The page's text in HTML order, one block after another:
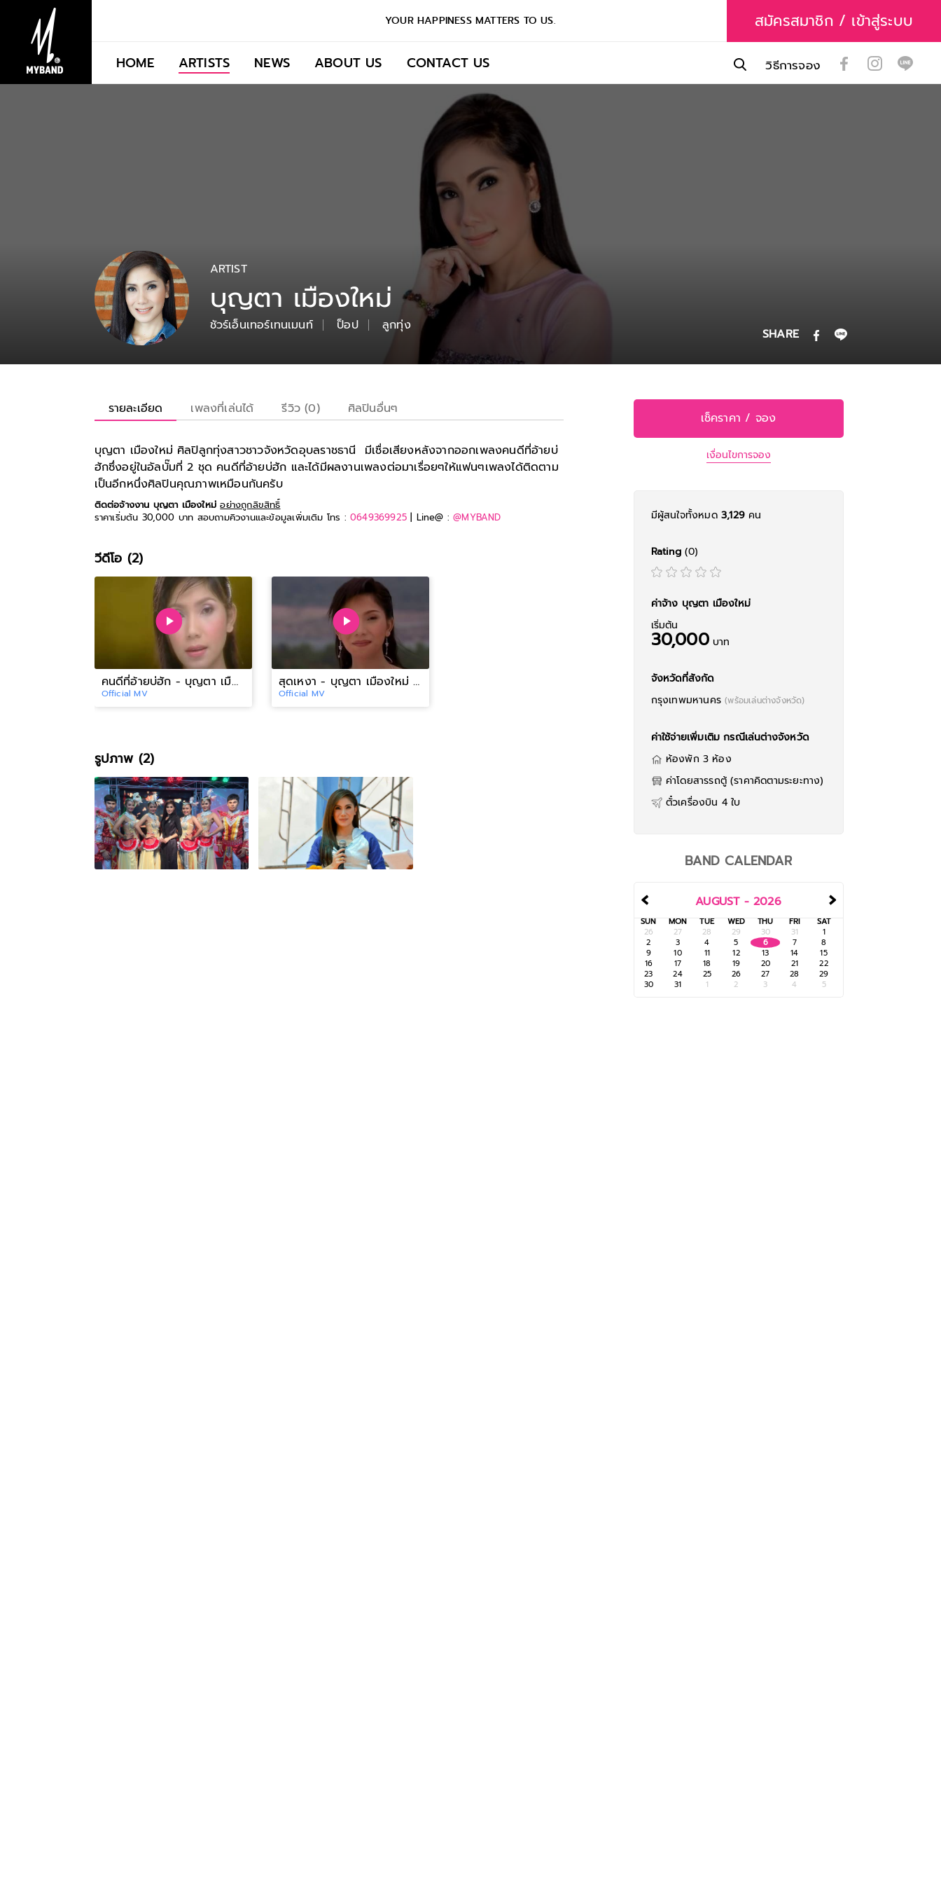
YOUR HAPPINESS MATTERS TO US. สมัครสมาชิก / เข้าสู่ระบบ
HOME ARTISTS NEWS ABOUT US CONTACT US วิธีการจอง
ARTIST
บุญตา เมืองใหม่
ชัวร์เอ็นเทอร์เทนเมนท์ ป็อป ลูกทุ่ง
SHARE
รายละเอียด เพลงที่เล่นได้ รีวิว (0) ศิลปินอื่นๆ
บุญตา เมืองใหม่ ศิลปิลูกทุ่งสาวชาวจังหวัดอุบลราชธานี มีเชื่อเสียงหลังจากออกเพลงคนดีที่อ้ายบ่
ฮักซึ่งอยู่ในอัลบั๊มที่ 2 ชุด คนดีที่อ้ายบ่ฮัก และได้มีผลงานเพลงต่อมาเรื่อยๆให้แฟนๆเพลงได้ติดตาม
เป็นอีกหนึ่งศิลปินคุณภาพเหมือนกันครับ
ติดต่อจ้างงาน บุญตา เมืองใหม่ อย่างถูกลิขสิทธิ์
ราคาเริ่มต้น 30,000 บาท สอบถามคิวงานและข้อมูลเพิ่มเติม โทร : 0649369925| Line@ :@MYBAND
วีดีโอ (2)
คนดีที่อ้ายบ่ฮัก - บุญตา เมืองใหม่[OFFICIAL MV]
Official MV
สุดเหงา - บุญตา เมืองใหม่ [OFFICIAL MV]
Official MV
รูปภาพ (2)
เช็คราคา / จอง
เงื่อนไขการจอง
มีผู้สนใจทั้งหมด 3,129คน
Rating(0)
ค่าจ้าง บุญตา เมืองใหม่
เริ่มต้น
30,000บาท
จังหวัดที่สังกัด
กรุงเทพมหานคร(พร้อมเล่นต่างจังหวัด)
ค่าใช้จ่ายเพิ่มเติม กรณีเล่นต่างจังหวัด
ห้องพัก 3 ห้อง
ค่าโดยสารรถตู้ (ราคาคิดตามระยะทาง)
ตั๋วเครื่องบิน 4 ใบ
BAND CALENDAR
‹ ›
AUGUST - 2026
SUN MON TUE WED THU FRI
SAT
26
27 28 29 30 31
1
2
3 4 5 6 7
8
9
10 11 12 13 14
15
16
17 18 19 20 21
22
23
24 25 26 27 28
29
30
31 1 2 3 4 5